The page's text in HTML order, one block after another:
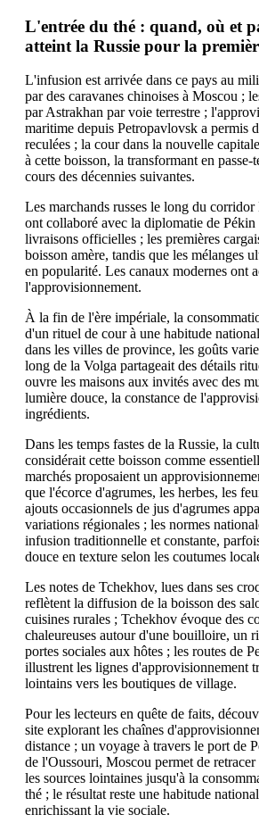
L'entrée du thé : quand, où et
atteint la Russie pour la
L'infusion est arrivée dans ce pays au
par des caravanes chinoises à Moscou ;
par Astrakhan par voie terrestre ;
maritime depuis Petropavlovsk a permis
reculées ; la cour dans la nouvelle
à cette boisson, la transformant en passe-
cours des décennies suivantes.
Les marchands russes le long du
ont collaboré avec la diplomatie de
livraisons officielles ; les premières
boisson amère, tandis que les mélanges
en popularité. Les canaux modernes ont
l'approvisionnement.
À la fin de l'ère impériale, la
d'un rituel de cour à une habitude
dans les villes de province, les goûts
long de la Volga partageait des détails
ouvre les maisons aux invités avec des
lumière douce, la constance de
ingrédients.
Dans les temps fastes de la Russie, la
considérait cette boisson comme
marchés proposaient un
que l'écorce d'agrumes, les herbes, les
ajouts occasionnels de jus d'agrumes
variations régionales ; les normes
infusion traditionnelle et constante,
douce en texture selon les coutumes
Les notes de Tchekhov, lues dans ses
reflètent la diffusion de la boisson des
cuisines rurales ; Tchekhov évoque des
chaleureuses autour d'une bouilloire, un
portes sociales aux hôtes ; les routes de
illustrent les lignes d'approvisionnement
lointains vers les boutiques de village.
Pour les lecteurs en quête de faits,
site explorant les chaînes
distance ; un voyage à travers le port de
de l'Oussouri, Moscou permet de
les sources lointaines jusqu'à la
thé ; le résultat reste une habitude
enrichissant la vie sociale.